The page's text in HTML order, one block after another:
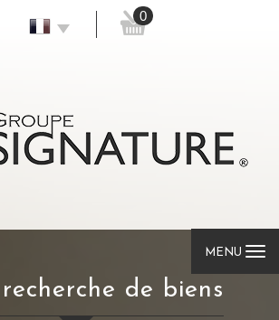
0
MENU
recherche de biens